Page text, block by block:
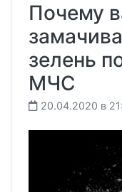
Почему
зелень
МЧС
20.04.2020 в